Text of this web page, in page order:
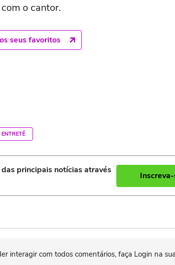
o cantor.
seus favoritos
ENTRETÊ
principais notícias através
interagir com todos comentários, faça Login na